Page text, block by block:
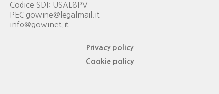
Codice SDI: USAL8PV
PEC gowine@legalmail.it
info@gowinet.it
Privacy policy
Cookie policy